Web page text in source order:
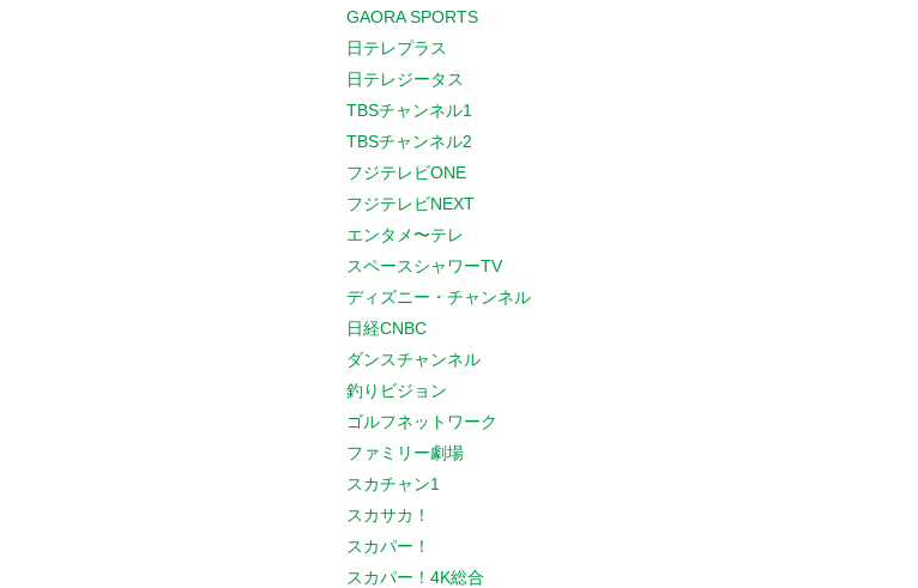
GAORA SPORTS
日テレプラス
日テレジータス
TBSチャンネル1
TBSチャンネル2
フジテレビONE
フジテレビNEXT
エンタメ〜テレ
スペースシャワーTV
ディズニー・チャンネル
日経CNBC
ダンスチャンネル
釣りビジョン
ゴルフネットワーク
ファミリー劇場
スカチャン1
スカサカ！
スカパー！
スカパー！4K総合